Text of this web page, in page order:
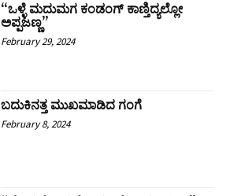
“ಒಳ್ಳೆ ಮದುಮಗ ಕಂಡಂಗ್ ಕಾಣ್ತಿದ್ಯಲ್ಲೋ
ಅಪ್ಪಜಣ್ಣ”
February 29, 2024
ಬದುಕಿನತ್ತ ಮುಖಮಾಡಿದ ಗಂಗೆ
February 8, 2024